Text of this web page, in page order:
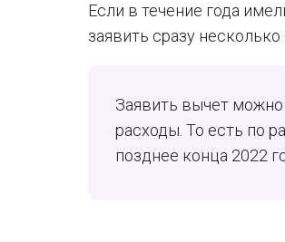
Если в течение года
заявить сразу
Заявить вычет
расходы. То есть по
позднее конца 2022